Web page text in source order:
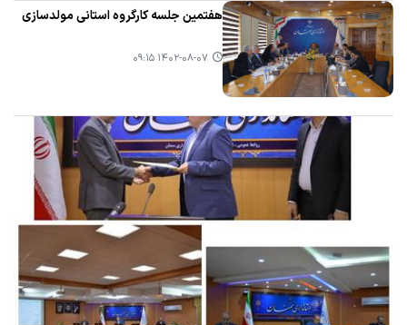
هفتمین جلسه كارگروه استانی مولدسازی
۱۴۰۲-۰۸-۰۷ ۰۹:۱۵